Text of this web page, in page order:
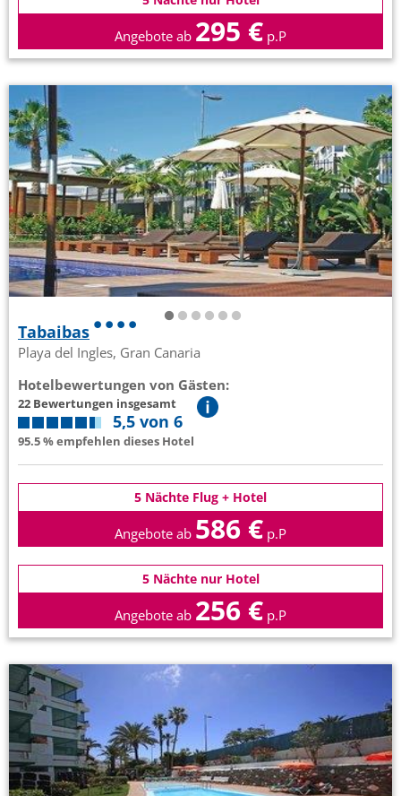
Angebote ab 295 € p.P
Tabaibas
Playa del Ingles, Gran Canaria
Hotelbewertungen von Gästen:
22 Bewertungen insgesamt
5,5 von 6
95.5 % empfehlen dieses Hotel
5 Nächte Flug + Hotel
Angebote ab 586 € p.P
5 Nächte nur Hotel
Angebote ab 256 € p.P